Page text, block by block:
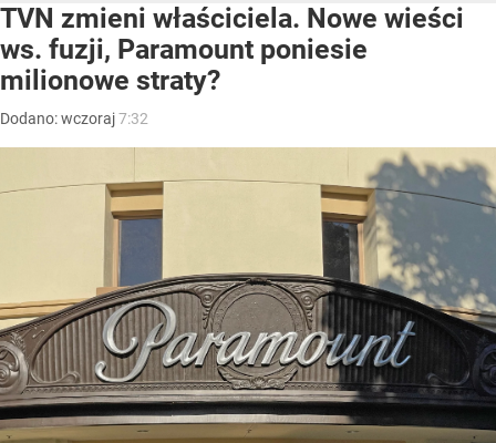
TVN zmieni właściciela. Nowe wieści
ws. fuzji, Paramount poniesie
milionowe straty?
Dodano:wczoraj7:32